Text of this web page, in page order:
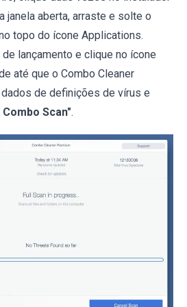
janela aberta, arraste e solte o
topo do ícone Applications.
de lançamento e clique no ícone
até que o Combo Cleaner
de definições de vírus e
Scan".